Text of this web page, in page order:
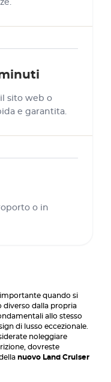
sito web o
e garantita.
o in
quando si
dalla propria
allo stesso
di lusso eccezionale.
noleggiare
dovreste
nuovo Land Cruiser